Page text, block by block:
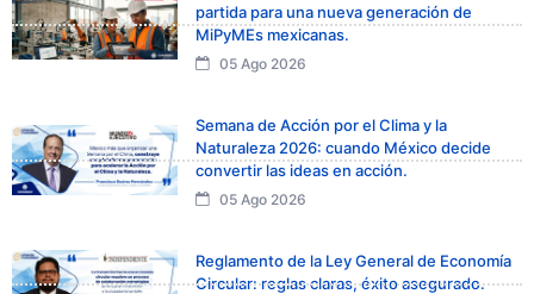
partida para una nueva generación de
MiPyMEs mexicanas.
05 Ago 2026
Semana de Acción por el Clima y la
Naturaleza 2026: cuando México decide
convertir las ideas en acción.
05 Ago 2026
Reglamento de la Ley General de Economía
Circular: reglas claras, éxito asegurado.